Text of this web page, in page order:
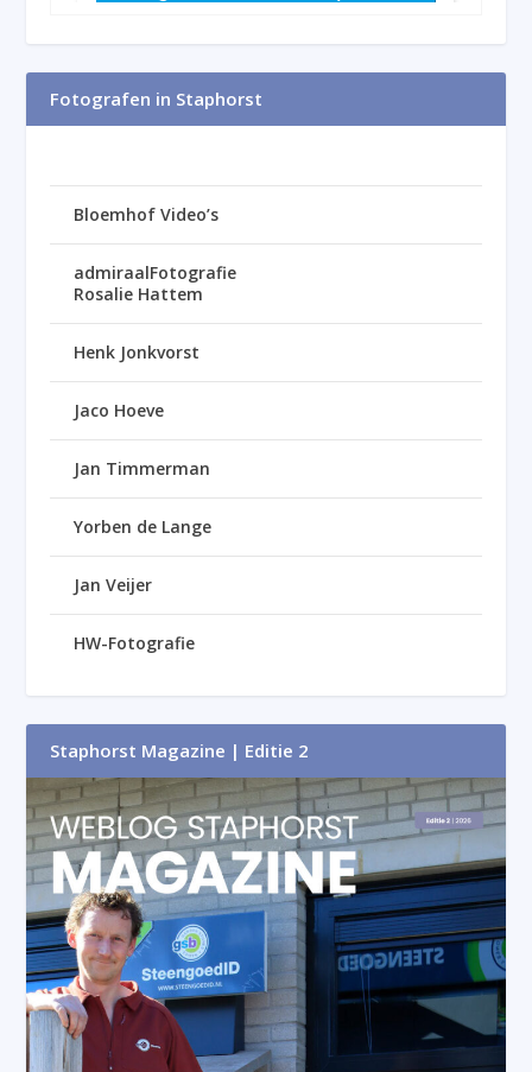
Fotografen in Staphorst
Bloemhof Video’s
admiraalFotografie
Rosalie Hattem
Henk Jonkvorst
Jaco Hoeve
Jan Timmerman
Yorben de Lange
Jan Veijer
HW-Fotografie
Staphorst Magazine | Editie 2